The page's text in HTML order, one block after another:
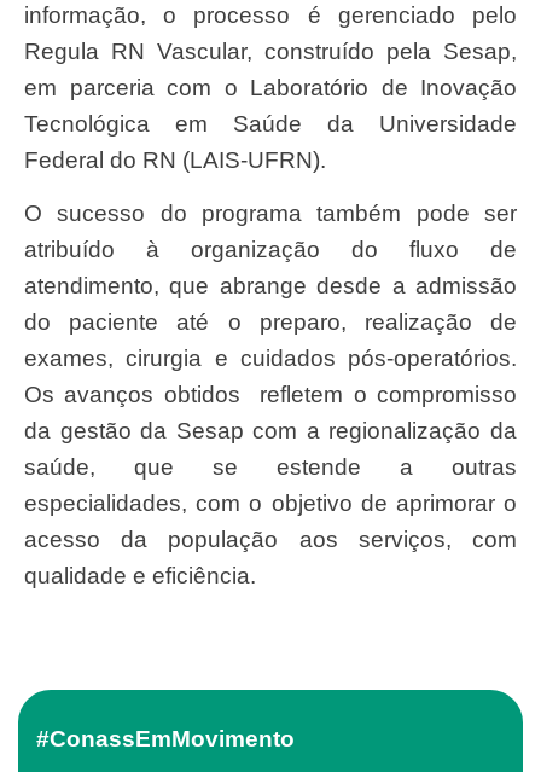
informação, o processo é gerenciado pelo
Regula RN Vascular, construído pela Sesap,
em parceria com o Laboratório de Inovação
Tecnológica em Saúde da Universidade
Federal do RN (LAIS-UFRN).
O sucesso do programa também pode ser
atribuído à organização do fluxo de
atendimento, que abrange desde a admissão
do paciente até o preparo, realização de
exames, cirurgia e cuidados pós-operatórios.
Os avanços obtidos refletem o compromisso
da gestão da Sesap com a regionalização da
saúde, que se estende a outras
especialidades, com o objetivo de aprimorar o
acesso da população aos serviços, com
qualidade e eficiência.
#ConassEmMovimento